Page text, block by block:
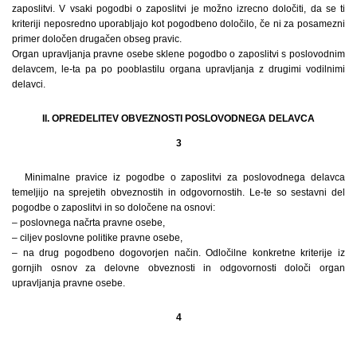
zaposlitvi. V vsaki pogodbi o zaposlitvi je možno izrecno določiti, da se ti
kriteriji neposredno uporabljajo kot pogodbeno določilo, če ni za posamezni
primer določen drugačen obseg pravic.
Organ upravljanja pravne osebe sklene pogodbo o zaposlitvi s poslovodnim
delavcem, le-ta pa po pooblastilu organa upravljanja z drugimi vodilnimi
delavci.
II. OPREDELITEV OBVEZNOSTI POSLOVODNEGA DELAVCA
3
Minimalne pravice iz pogodbe o zaposlitvi za poslovodnega delavca
temeljijo na sprejetih obveznostih in odgovornostih. Le-te so sestavni del
pogodbe o zaposlitvi in so določene na osnovi:
– poslovnega načrta pravne osebe,
– ciljev poslovne politike pravne osebe,
– na drug pogodbeno dogovorjen način. Odločilne konkretne kriterije iz
gornjih osnov za delovne obveznosti in odgovornosti določi organ
upravljanja pravne osebe.
4